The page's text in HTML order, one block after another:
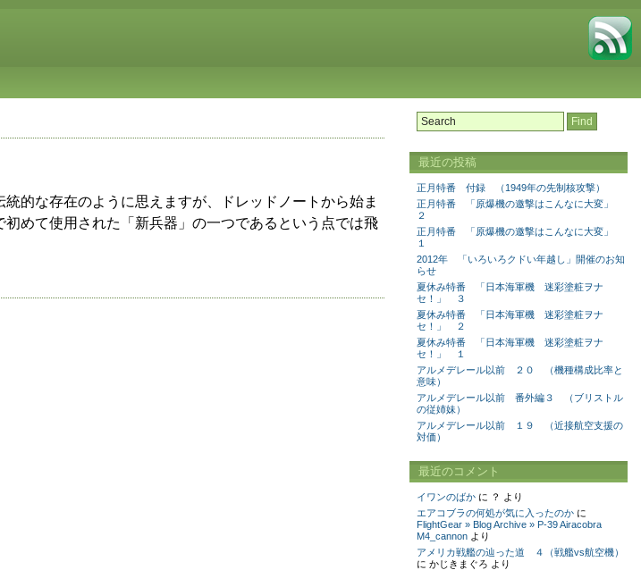
的な存在のように思えますが、ドレッドノートから始ま
めて使用された「新兵器」の一つであるという点では飛
最近の投稿
正月特番 付録 （1949年の先制核攻撃）
正月特番 「原爆機の邀撃はこんなに大変」
２
正月特番 「原爆機の邀撃はこんなに大変」
１
2012年 「いろいろクドい年越し」開催のお知
らせ
夏休み特番 「日本海軍機 迷彩塗粧ヲナ
セ！」 ３
夏休み特番 「日本海軍機 迷彩塗粧ヲナ
セ！」 ２
夏休み特番 「日本海軍機 迷彩塗粧ヲナ
セ！」 １
アルメデレール以前 ２０ （機種構成比率と
意味）
アルメデレール以前 番外編３ （ブリストル
の従姉妹）
アルメデレール以前 １９ （近接航空支援の
対価）
最近のコメント
イワンのばかに ？
より
エアコブラの何処が気に入ったのかに
FlightGear » Blog Archive » P-39 Airacobra
M4_cannonより
アメリカ戦艦の辿った道 ４（戦艦vs航空機）
に かじきまぐろ より